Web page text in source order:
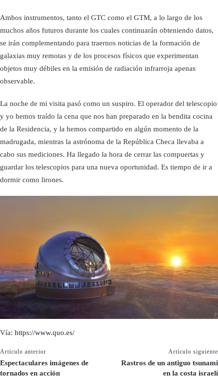
Ambos instrumentos, tanto el GTC como el GTM, a lo largo de los
muchos años futuros durante los cuales continuarán obteniendo datos,
se irán complementando para traernos noticias de la formación de
galaxias muy remotas y de los procesos físicos que experimentan
objetos muy débiles en la emisión de radiación infrarroja apenas
observable.
La noche de mi visita pasó como un suspiro. El operador del telescopio
y yo hemos traído la cena que nos han preparado en la bendita cocina
de la Residencia, y la hemos compartido en algún momento de la
madrugada, mientras la astrónoma de la República Checa llevaba a
cabo sus mediciones. Ha llegado la hora de cerrar las compuertas y
guardar los telescopios para una nueva oportunidad. Es tiempo de ir a
dormir como lirones.
Vía: https://www.quo.es/
Artículo anterior
Espectaculares imágenes de
tornados en acción
Artículo siguiente
Rastros de un antiguo tsunami
en la costa israelí